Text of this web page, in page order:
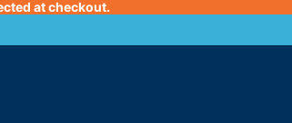
at checkout.